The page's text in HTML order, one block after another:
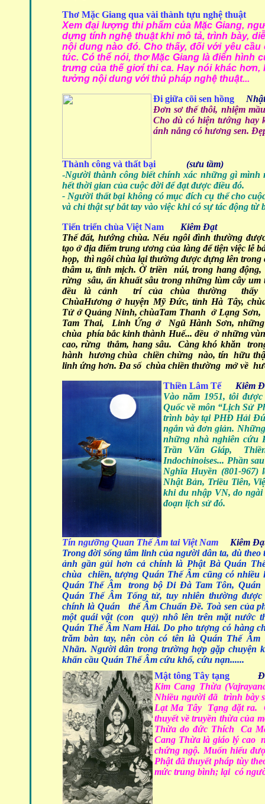
Thơ Mặc Giang qua vài thành tựu nghệ thuật
Xem đại lượng thi phẩm của Mặc Giang,
dựng tính nghệ thuật khi mô tả, trình bày,
nội dung nào đó. Cho thấy, đối với yêu
túc. Có thể nói, thơ Mặc Giang là điển hình
trưng của thế giơí thi ca. Hay nói khác
tưởng nội dung với thủ pháp nghệ thuật...
Đi giữa cõi sen hồng Nhật
Đơn sơ thế thôi, nhiệm
Cho dù có hiện tướng hay
ánh nắng có hương sen.
Thành công và thất bại
(sưu tầm)
-Người thành công biết chính xác những gì mình
hết thời gian của cuộc đời để đạt được điều đó.
- Người thất bại không có mục đích cụ thể cho
và chỉ thật sự bắt tay vào việc khi có sự tác động từ
Tiến triển chùa Việt Nam
Kiêm Đạt
Thế đất, hướng chùa. Nếu ngôi đình thường
tạo ở địa điểm trung ương của làng để tiện việc lễ
họp, thì ngôi chùa lại thường được dựng lên trong
thâm u, tĩnh mịch. Ở triền núi, trong hang động,
rừng sâu, ẩn khuất sâu trong những lùm cây um
đều là cảnh trí của chùa thường thấy
ChùaHương ở huyện Mỹ Đức, tỉnh Hà Tây,
Tử ở Quảng Ninh, chùaTam Thanh ở Lạng Sơn,
Tam Thai, Linh Ứng ở Ngũ Hành Sơn,
chùa phía bắc kinh thành Huế... đều ở những
cao, rừng thẳm, hang sâu. Càng khó khăn
hành hương chùa chiền chừng nào, tín hữu
linh ứng hơn. Đa số chùa chiền thường mở về
Thiền Lâm Tế
Kiêm
Vào năm 1951, tôi
Quốc về môn “Lịch Sử
trình bày tại PHĐ Hải
ngắn và đơn giản.
những nhà nghiên cứu
Trần Văn Giáp,
Indochinoises... Phần
Nghĩa Huyền (801-
Nhật Bản, Triều Tiên,
khi du nhập VN, do
đoạn lịch sử đó.
Tín ngưỡng Quan Thế Âm tai Việt Nam
Kiêm
Trong đời sống tâm linh của người dân ta, dù
ảnh gần gủi hơn cả chính là Phật Bà Quán
chùa chiền, tượng Quán Thế Âm cũng có nhiều
Quán Thế Âm trong bộ Di Đà Tam Tôn, Quán
Quán Thế Âm Tống tử, tuy nhiên thường
chính là Quán thế Âm Chuẩn Đề. Toà sen của
một quái vật (con quỷ) nhô lên trên mặt nước
Quán Thế Âm Nam Hải. Do pho tượng có hàng
trăm bàn tay, nên còn có tên là Quán Thế Âm
Nhãn. Người dân trong trường hợp gặp chuyện
khấn cầu Quán Thế Âm cứu khổ, cứu nạn......
Mật tông Tây tạng
Kim Cang Thừa
Nhiều người đã trình bày
Lạt Ma Tây Tạng đặt ra.
thuyết về truyền thừa của
Thừa do đức Thích Ca
Cang Thừa là giáo lý cao
chứng ngộ. Muốn hiểu
Phật đã thuyết pháp tùy
mức trung bình; lại có